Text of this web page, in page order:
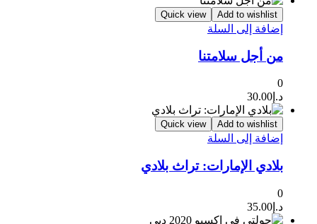
Add to wishlist
Quick view
إضافة إلى السلة
من أجل سلامتنا
0
د.إ 30.00
Add to wishlist
Quick view
إضافة إلى السلة
بلادي الإمارات: تراث بلادي
0
د.إ 35.00